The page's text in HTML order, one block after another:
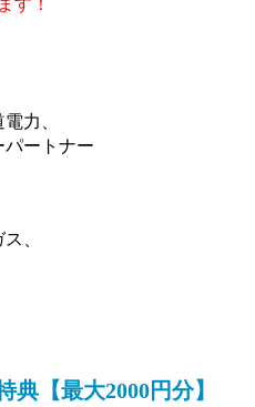
力、
ートナー
、
典【最大2000円分】